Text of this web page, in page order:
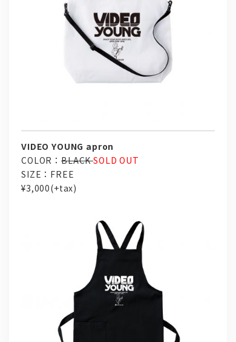
VIDEO YOUNG apron
COLOR：BLACKSOLD OUT
SIZE：FREE
¥3,000(+tax)